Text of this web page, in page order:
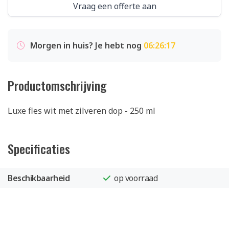
Vraag een offerte aan
Morgen in huis? Je hebt nog 06:26:17
Productomschrijving
Luxe fles wit met zilveren dop - 250 ml
Specificaties
Beschikbaarheid op voorraad